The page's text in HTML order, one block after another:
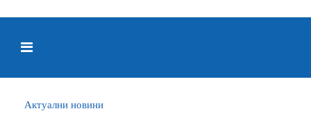
Актуални новини